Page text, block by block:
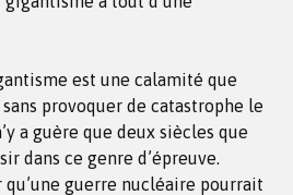
est une calamité que
provoquer de catastrophe le
a guère que deux siècles que
dans ce genre d’épreuve.
guerre nucléaire pourrait